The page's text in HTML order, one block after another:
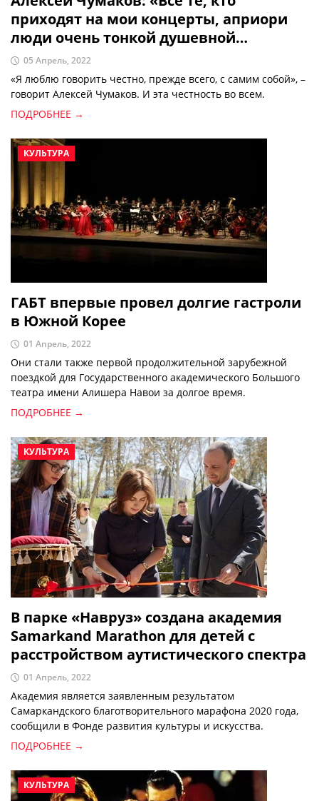
приходят на мои концерты, априори
люди очень тонкой душевной
организации»
05 Апрель, 2022
«Я люблю говорить честно, прежде всего, с самим собой», –
говорит Алексей Чумаков. И эта честность во всем.
ПОДРОБНЕЕ →
КУЛЬТУРА
ГАБТ впервые провел долгие гастроли
в Южной Корее
01 Апрель, 2022
Они стали также первой продолжительной зарубежной
поездкой для Государственного академического Большого
театра имени Алишера Навои за долгое время.
ПОДРОБНЕЕ →
КУЛЬТУРА
В парке «Навруз» создана академия
Samarkand Marathon для детей с
расстройством аутистического спектра
01 Апрель, 2022
Академия является заявленным результатом
Самаркандского благотворительного марафона 2020 года,
сообщили в Фонде развития культуры и искусства.
ПОДРОБНЕЕ →
КУЛЬТУРА